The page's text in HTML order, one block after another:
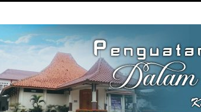
Gereja Kokoh melalui Pelayanan Holistik, Teknologi,